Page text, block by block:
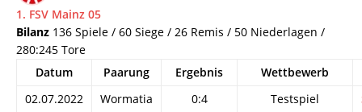
1. FSV Mainz 05
Bilanz 136 Spiele / 60 Siege / 26 Remis / 50 Niederlagen /
280:245 Tore
Datum
Paarung Ergebnis
Wettbewerb
02.07.2022
Wormatia
0:4 Testspiel